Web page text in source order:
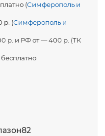
(Симферополь и
р. (Симферополь и
р. и РФ от — 400 р. (ТК